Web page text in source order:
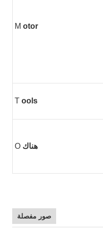
M otor
T ools
O هناك
صور مفصلة